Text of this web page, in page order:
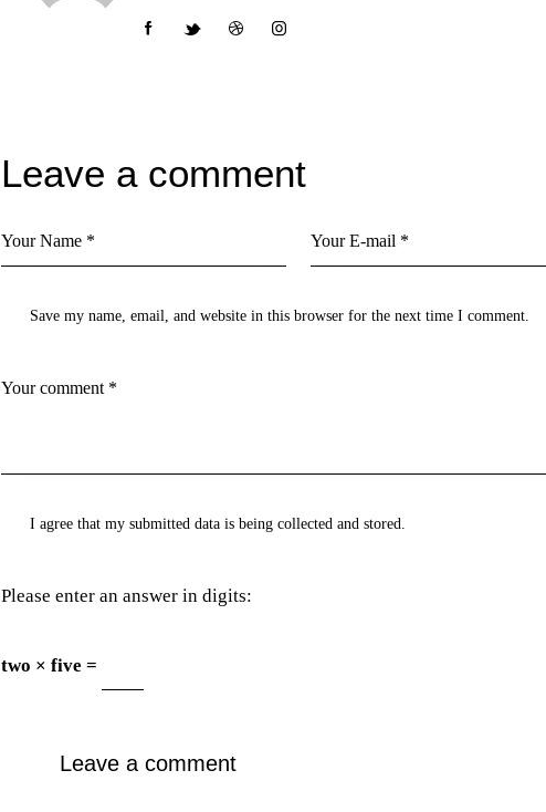
Leave a comment
Save my name, email, and website in this browser for the next time I comment.
I agree that my submitted data is being collected and stored.
Please enter an answer in digits:
two × five =